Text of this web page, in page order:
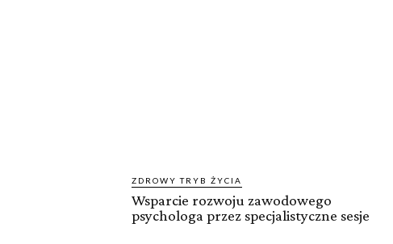
ZDROWY TRYB ŻYCIA
Wsparcie rozwoju zawodowego
psychologa przez specjalistyczne sesje